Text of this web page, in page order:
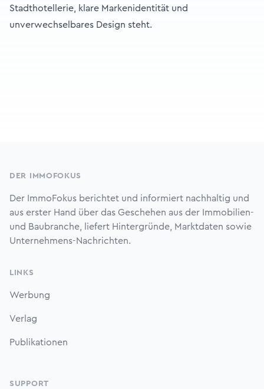
Stadthotellerie, klare Markenidentität und
unverwechselbares Design steht.
DER IMMOFOKUS
Der ImmoFokus berichtet und informiert nachhaltig und
aus erster Hand über das Geschehen aus der Immobilien-
und Baubranche, liefert Hintergründe, Marktdaten sowie
Unternehmens-Nachrichten.
LINKS
Werbung
Verlag
Publikationen
SUPPORT